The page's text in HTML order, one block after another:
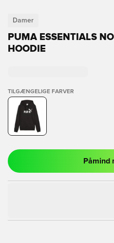
Damer
PUMA ESSENTIALS
HOODIE
TILGÆNGELIGE FARVER
Påmind